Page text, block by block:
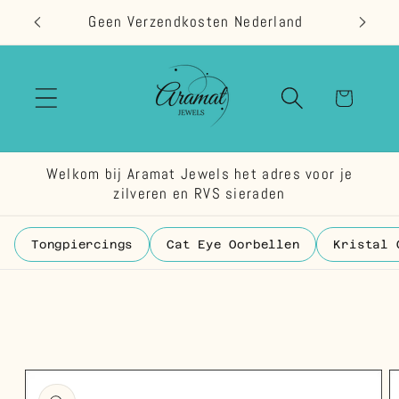
naar de
content
Geen Verzendkosten Nederland
Welkom bij Aramat Jewels het adres voor je
zilveren en RVS sieraden
Tongpiercings Cat Eye Oorbellen Kristal
direct naar